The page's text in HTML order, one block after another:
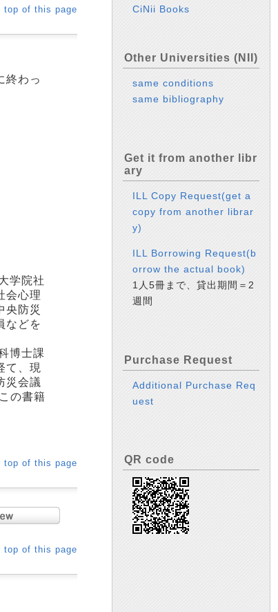
top of this page
終わっ
学院社
会心理
央防災
などを
博士課
て、現
災会議
の書籍
top of this page
top of this page
CiNii Books
Other Universities (NII)
same conditions
same bibliography
Get it from another libr
ary
ILL Copy Request(get a
copy from another librar
y)
ILL Borrowing Request(b
orrow the actual book)
1人5冊まで、貸出期間＝2
週間
Purchase Request
Additional Purchase Req
uest
QR code